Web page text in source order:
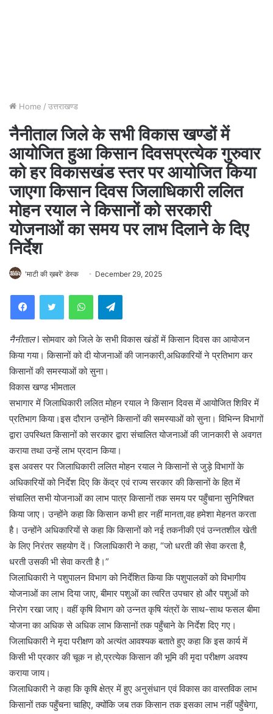
Home / उत्तराखण्ड
नैनीताल जिले के सभी विकास खण्डों में
आयोजित हुआ किसान दिवसप्रत्येक गुरुवार
को हर विकासखंड स्तर पर आयोजित किया
जाएगा किसान दिवस जिलाधिकारी ललित
मोहन रयाल ने किसानों को सरकारी
योजनाओं का समय पर लाभ दिलाने के दिए
निर्देश
'माटी की ख़बरें' डेस्क December 29, 2025
WhatsAppTelegram
नैनीतालl सोमवार को जिले के सभी विकास खंडों में किसान दिवस का आयोजन
किया गया। किसानों को दी योजनाओं की जानकारी,अधिकारियों ने प्रतिभाग कर
किसानों की समस्याओं को सुना।
विकास खण्ड भीमताल
सभागार में जिलाधिकारी ललित मोहन रयाल ने किसान दिवस में आयोजित शिविर में
प्रतिभाग किया।इस दौरान उन्होंने किसानों की समस्याओं को सुना। विभिन्न विभागों
द्वारा उपस्थित किसानों को सरकार द्वारा संचालित योजनाओं की जानकारी से अवगत
कराया तथा उन्हें लाभ प्रदान किया।
इस अवसर पर जिलाधिकारी ललित मोहन रयाल ने किसानों से जुड़े विभागों के
अधिकारियों को निर्देश दिए कि केंद्र एवं राज्य सरकार की किसानों के हित में
संचालित सभी योजनाओं का लाभ पात्र किसानों तक समय पर पहुँचाना सुनिश्चित
किया जाए। उन्होंने कहा कि किसान कभी हार नहीं मानता,वह हमेशा मेहनत करता
है। उन्होंने अधिकारियों से कहा कि किसानों को नई तकनीकी एवं उन्नतशील खेती
के लिए निरंतर सहयोग दें। जिलाधिकारी ने कहा, “जो धरती की सेवा करता है,
धरती उसकी भी सेवा करती है।”
जिलाधिकारी ने पशुपालन विभाग को निर्देशित किया कि पशुपालकों को विभागीय
योजनाओं का लाभ दिया जाए, बीमार पशुओं का त्वरित उपचार हो और पशुओं को
निरोग रखा जाए। वहीं कृषि विभाग को उन्नत कृषि यंत्रों के साथ-साथ फसल बीमा
योजना का अधिक से अधिक लाभ किसानों तक पहुँचाने के निर्देश दिए गए।
जिलाधिकारी ने मृदा परीक्षण को अत्यंत आवश्यक बताते हुए कहा कि इस कार्य में
किसी भी प्रकार की चूक न हो,प्रत्येक किसान की भूमि की मृदा परीक्षण अवश्य
कराया जाय।
जिलाधिकारी ने कहा कि कृषि क्षेत्र में हुए अनुसंधान एवं विकास का वास्तविक लाभ
किसानों तक पहुँचना चाहिए, क्योंकि जब तक किसान तक इसका लाभ नहीं पहुँचेगा,